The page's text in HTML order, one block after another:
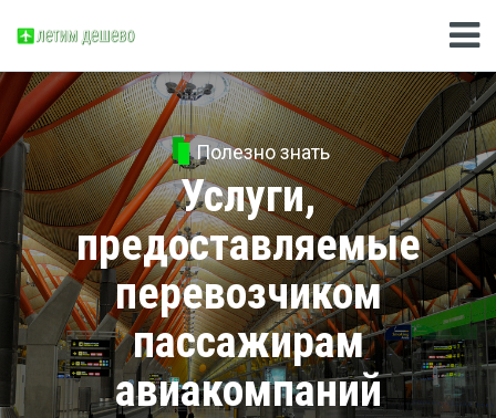
Полезно знать
Услуги,
предоставляемые
перевозчиком
пассажирам
авиакомпаний